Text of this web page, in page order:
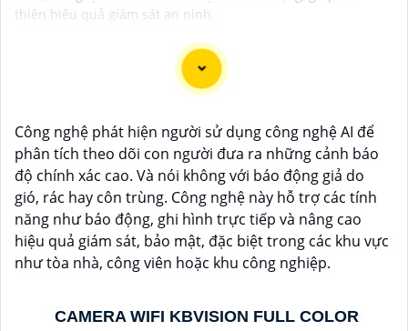
thiện hiệu quả giám sát an ninh.
thông minh mới được trang bị công nghệ TiOC
(Thermal Imaging for Object Classification). Được thiết
kế để cung cấp hình ảnh sắt nét và chất lượng cao
trong mọi điều kiện ánh sáng, camera TiOC là sự lựa
chọn lý tưởng để bảo vệ ngôi nhà hay doanh nghiệp
của bạn.
Với công nghệ TiOC, camera có khả năng phân biệt rõ
việc báo động giả và gửi cảnh báo khi phát hiện sự
Công nghệ phát hiện người sử dụng công nghệ AI để
phân tích theo dõi con người đưa ra những cảnh báo
độ chính xác cao. Và nói không với báo động giả do
gió, rác hay côn trùng. Công nghệ này hỗ trợ các tính
năng như báo động, ghi hình trực tiếp và nâng cao
hiệu quả giám sát, bảo mật, đặc biệt trong các khu vực
như tòa nhà, công viên hoặc khu công nghiệp.
CAMERA WIFI KBVISION FULL COLOR